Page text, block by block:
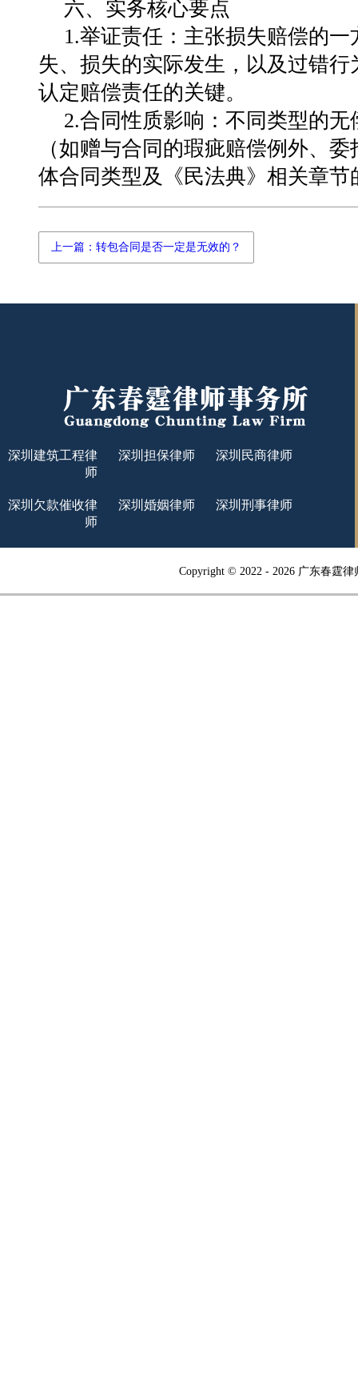
六、实务核心要点
1.举证责任：主张损失赔偿的
失、损失的实际发生，以及过错
认定赔偿责任的关键。
2.合同性质影响：不同类型的
（如赠与合同的瑕疵赔偿例外、
体合同类型及《民法典》相关章节
上一篇：转包合同是否一定是无效的？
深圳建筑工程律
师
深圳担保律师 深圳民商律师
深圳欠款催收律
师
深圳婚姻律师 深圳刑事律师
Copyright © 2022 - 2026 广东春霆